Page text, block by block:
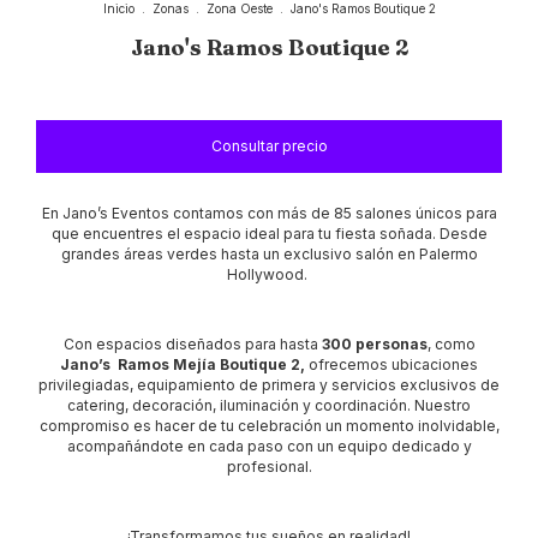
Inicio Zonas Zona Oeste Jano's Ramos Boutique 2
Jano's Ramos Boutique 2
En Jano’s Eventos contamos con más de 85 salones únicos para
que encuentres el espacio ideal para tu fiesta soñada. Desde
grandes áreas verdes hasta un exclusivo salón en Palermo
Hollywood.
Con espacios diseñados para hasta 300 personas, como
Jano’s Ramos Mejía Boutique 2, ofrecemos ubicaciones
privilegiadas, equipamiento de primera y servicios exclusivos de
catering, decoración, iluminación y coordinación. Nuestro
compromiso es hacer de tu celebración un momento inolvidable,
acompañándote en cada paso con un equipo dedicado y
profesional.